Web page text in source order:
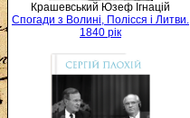
Крашевський Юзеф Ігнацій
Спогади з Волині, Полісся і Литви.
1840 рік